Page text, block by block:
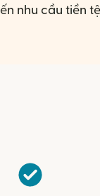
nhu cầu tiền tệ